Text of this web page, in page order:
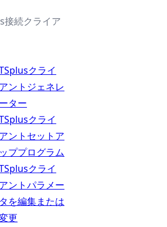
接続クライア
クライ
ントジェネレ
ター
クライ
ントセットア
ププログラム
クライ
ントパラメー
を編集または
更